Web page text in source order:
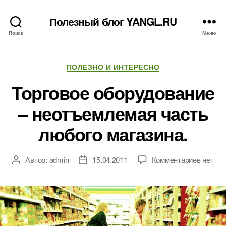
Поиск
Полезный блог YANGL.RU
Меню
Рубрики
ПОЛЕЗНО И ИНТЕРЕСНО
Торговое оборудование
– неотъемлемая часть
любого магазина.
АвторАвтор: admin
Дата15.04.2011 Комментариевк
–
нет